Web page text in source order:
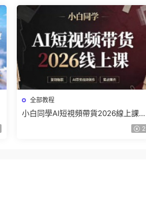
全部教程
小白同學AI短視頻帶貨2026線上課
2